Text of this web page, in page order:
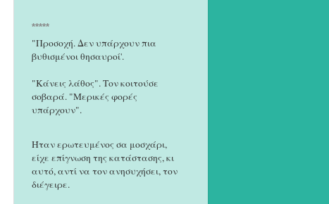
*****
"Προσοχή. Δεν υπάρχουν πια
βυθισμένοι θησαυροί'.
"Κάνεις λάθος". Τον κοιτούσε
σοβαρά. "Μερικές φορές
υπάρχουν".
Ήταν ερωτευμένος σα μοσχάρι,
είχε επίγνωση της κατάστασης, κι
αυτό, αντί να τον ανησυχήσει, τον
διέγειρε.